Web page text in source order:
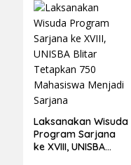
Laksanakan Wisuda
Program Sarjana
ke XVIII, UNISBA